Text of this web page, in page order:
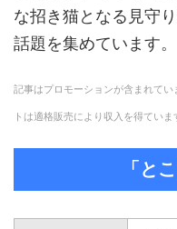
な招き猫となる見守
話題を集めています。
記事はプロモーションが含まれて
トは適格販売により収入を得ていま
「と